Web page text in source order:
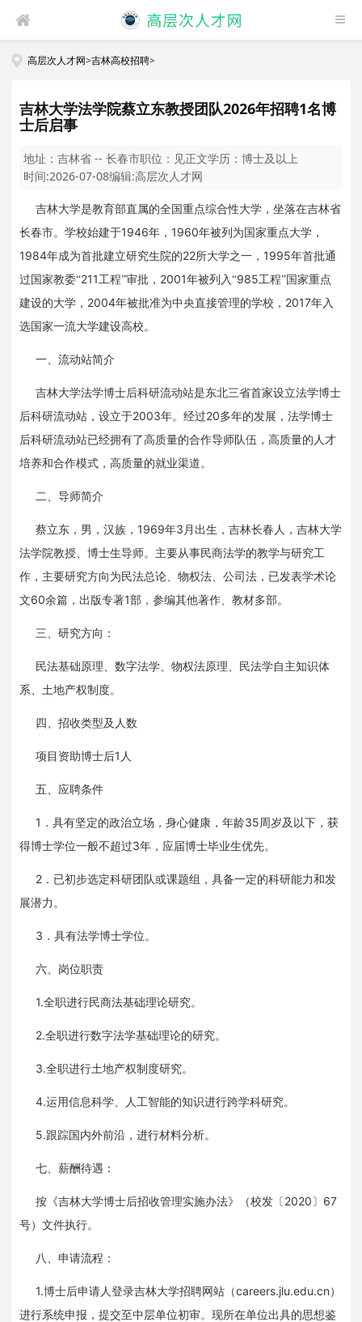
高层次人才网>吉林高校招聘>
吉林大学法学院蔡立东教授团队2026年招聘1名博
士后启事
地址：吉林省 -- 长春市职位： 见正文学历：博士及以上
时间:2026-07-08编辑:高层次人才网
吉林大学是教育部直属的全国重点综合性大学，坐落在吉林省
长春市。学校始建于1946年， 1960年被列为国家重点大学，
1984年成为首批建立研究生院的22所大学之一， 1995年首批通
过国家教委“211 工程”审批， 2001年被列入“985工程”国家重点
建设的大学， 2004年被批准为中央直接管理的学校， 2017年入
选国家一流大学建设高校。
一、流动站简介
吉林大学法学博士后科研流动站是东北三省首家设立法学博士
后科研流动站，设立于2003年。经过20多年的发展，法学博士
后科研流动站已经拥有了高质量的合作导师队伍，高质量的人才
培养和合作模式，高质量的就业渠道。
二、导师简介
蔡立东，男，汉族， 1969年3 月出生，吉林长春人，吉林大学
法学院教授、博士生导师。主要从事民商法学的教学与研究工
作，主要研究方向为民法总论、物权法、公司法，已发表学术论
文60余篇，出版专著1部，参编其他著作、教材多部。
三、研究方向：
民法基础原理、数字法学、物权法原理、民法学自主知识体
系、土地产权制度。
四、招收类型及人数
项目资助博士后1 人
五、应聘条件
1 ．具有坚定的政治立场，身心健康，年龄35 周岁及以下，获
得博士学位一般不超过3年，应届博士毕业生优先。
2 ．已初步选定科研团队或课题组，具备一定的科研能力和发
展潜力。
3 ．具有法学博士学位。
六、岗位职责
1.全职进行民商法基础理论研究。
2.全职进行数字法学基础理论的研究。
3.全职进行土地产权制度研究。
4.运用信息科学、人工智能的知识进行跨学科研究。
5.跟踪国内外前沿，进行材料分析。
七、薪酬待遇：
按《吉林大学博士后招收管理实施办法》（校发〔 2020 〕 67
号）文件执行。
八、申请流程：
1.博士后申请人登录吉林大学招聘网站（careers.jlu.edu.cn ）
进行系统申报，提交至中层单位初审。现所在单位出具的思想鉴